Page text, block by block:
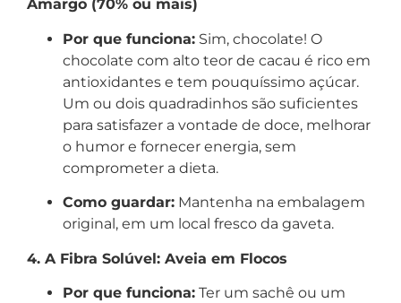
Amargo (70% ou mais)
Por que funciona: Sim, chocolate! O
chocolate com alto teor de cacau é rico em
antioxidantes e tem pouquíssimo açúcar.
Um ou dois quadradinhos são suficientes
para satisfazer a vontade de doce, melhorar
o humor e fornecer energia, sem
comprometer a dieta.
Como guardar: Mantenha na embalagem
original, em um local fresco da gaveta.
4. A Fibra Solúvel: Aveia em Flocos
Por que funciona: Ter um sachê ou um